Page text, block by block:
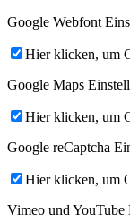
Google Webfont
Hier klicken, um
Google Maps
Hier klicken, um
Google reCaptcha
Hier klicken, um
Vimeo und YouTube